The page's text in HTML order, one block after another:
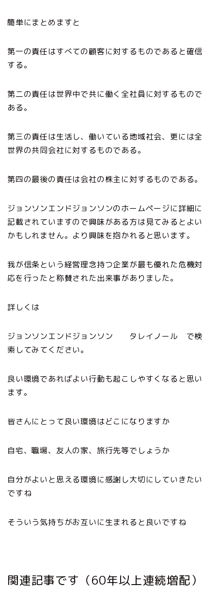
簡単にまとめますと
第一の責任はすべての顧客に対するものであると確信
する。
第二の責任は世界中で共に働く全社員に対するもので
ある。
第三の責任は生活し、働いている地域社会、更には全
世界の共同会社に対するものである。
第四の最後の責任は会社の株主に対するものである。
ジョンソンエンドジョンソンのホームページに詳細に
記載されていますので興味がある方は見てみるとよい
かもしれません。より興味を抱かれると思います。
我が信条という経営理念持つ企業が最も優れた危機対
応を行ったと称賛された出来事がありました。
詳しくは
ジョンソンエンドジョンソン タレイノール で検
索してみてください。
良い環境であればよい行動も起こしやすくなると思い
ます。
皆さんにとって良い環境はどこになりますか
自宅、職場、友人の家、旅行先等でしょうか
自分がよいと思える環境に感謝し大切にしていきたい
ですね
そういう気持ちがお互いに生まれると良いですね
関連記事です（60年以上連続増配）